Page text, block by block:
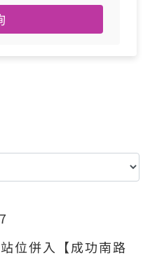
位併入【成功南路